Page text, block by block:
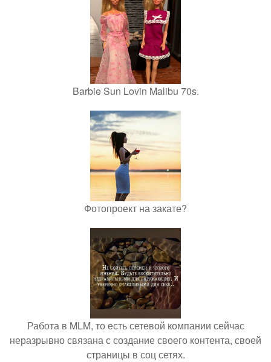
Barbie Sun Lovin Malibu 70s.
Фотопроект на закате?
Работа в MLM, то есть сетевой компании сейчас
неразрывно связана с создание своего контента, своей
страницы в соц сетях.